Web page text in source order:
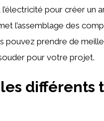
pour créer un
l’assemblage des
pouvez prendre de
pour votre projet.
différents